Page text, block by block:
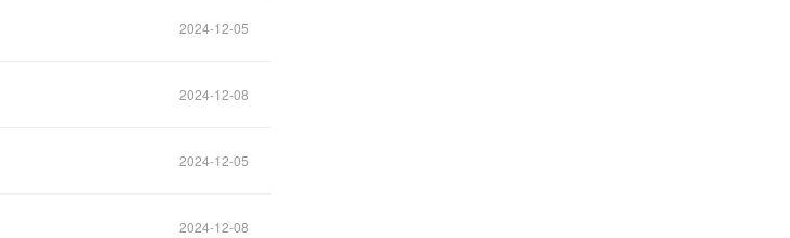
2024-12-05
2024-12-08
2024-12-05
2024-12-08